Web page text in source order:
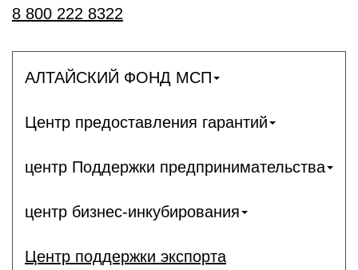
8 800 222 8322
АЛТАЙСКИЙ ФОНД МСП
Центр предоставления гарантий
центр Поддержки предпринимательства
центр бизнес-инкубирования
Центр поддержки экспорта